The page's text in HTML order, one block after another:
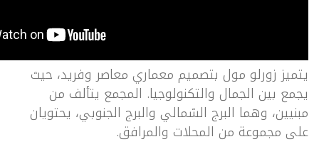
يتميز زورلو مول بتصميم معماري معاصر وفريد، حيث
يجمع بين الجمال والتكنولوجيا. المجمع يتألف من
مبنيين، وهما البرج الشمالي والبرج الجنوبي، يحتويان
على مجموعة من المحلات والمرافق.